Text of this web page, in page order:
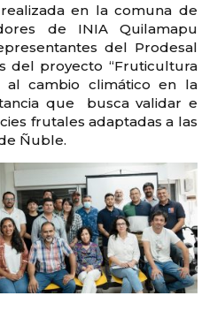
en la comuna de
de INIA Quilamapu
del Prodesal
del proyecto “Fruticultura
al cambio climático en la
que busca validar e
frutales adaptadas a las
Ñuble.